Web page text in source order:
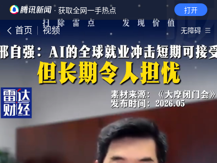
· 获取全网一手热点 打开
首页 视频 无障碍